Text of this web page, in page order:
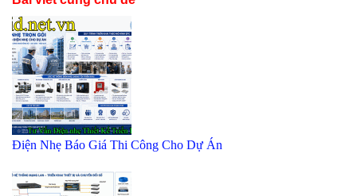
Điện Nhẹ Báo Giá Thi Công Cho Dự Án